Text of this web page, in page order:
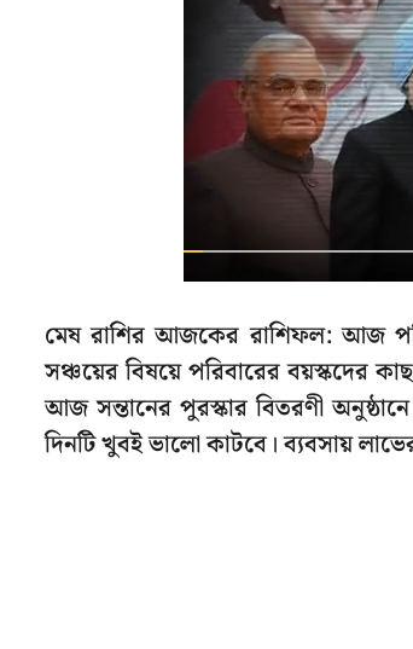
মেষ রাশির আজকের রাশিফল: আজ
সঞ্চয়ের বিষয়ে পরিবারের বয়স্কদের
আজ সন্তানের পুরস্কার বিতরণী
দিনটি খুবই ভালো কাটবে। ব্যবসায়